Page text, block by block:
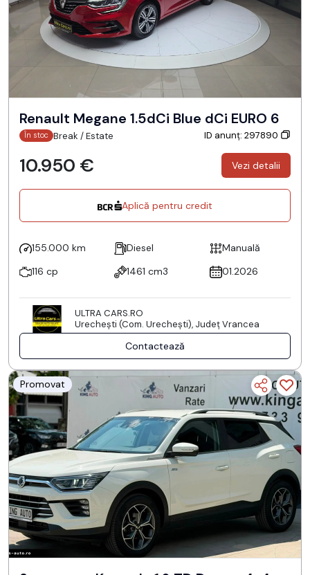
Renault Megane 1.5dCi Blue dCi EURO 6
În stoc Break / Estate ID anunț: 297890
10.950 € Vezi detalii
Aplică pentru credit
155.000 km Diesel
Manuală
116 cp
1461 cm3 01.2026
ULTRA CARS.RO
Urecheşti (Com. Urecheşti), Județ Vrancea
Contactează
Promovat